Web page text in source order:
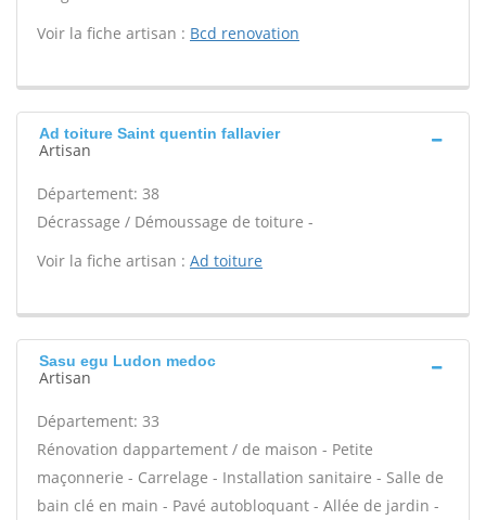
Voir la fiche artisan : Bcd renovation
Ad toiture Saint quentin fallavier
Artisan
Département: 38
Décrassage / Démoussage de toiture -
Voir la fiche artisan : Ad toiture
Sasu egu Ludon medoc
Artisan
Département: 33
Rénovation dappartement / de maison - Petite
maçonnerie - Carrelage - Installation sanitaire - Salle de
bain clé en main - Pavé autobloquant - Allée de jardin -